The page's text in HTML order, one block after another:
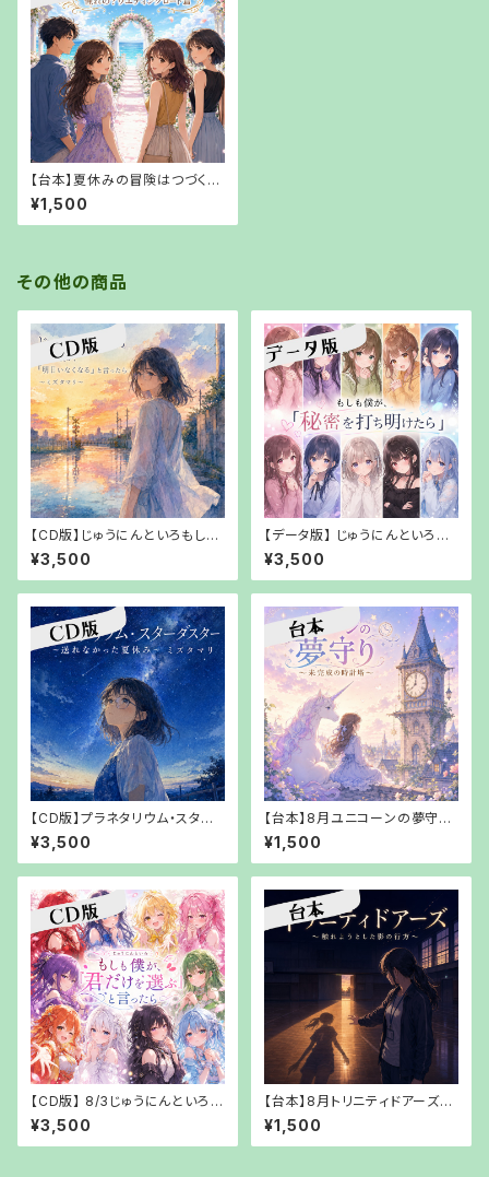
【台本】夏休みの冒険はつづく
っ！憧れの？ウエディングロード
味【PDFでお渡し】
¥1,500
その他の商品
【CD版】じゅうにんといろもしも
僕が、「明日いなくなる」と言った
ら～ミズタマリリ【【郵送でお渡
し】
¥3,500
【データ版】 じゅうにんといろも
しも僕が、「秘密を打ち明けた
ら」【URLでお渡し】
¥3,500
【CD版】プラネタリウム・スター
ダスター～送れなかった夏休み
～ミズタマリリ【【郵送でお渡し】
¥3,500
【台本】8月ユニコーンの夢守り
～未完成の時計塔～【PDFでお
渡し】
¥1,500
【CD版】 8/3じゅうにんといろも
しも僕が、「君だけを選ぶ」と言
ったら【郵送でお渡し】
¥3,500
【台本】8月トリニティドアーズ～
触れようとした影の行方～【PD
Fでお渡し】
¥1,500